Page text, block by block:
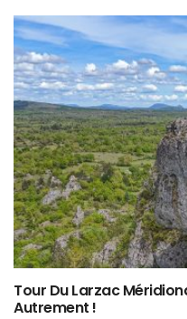
Tour Du Larzac
Autrement !